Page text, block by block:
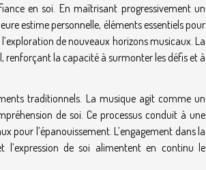
en soi. En maîtrisant progressivement un
estime personnelle, éléments essentiels pour
de nouveaux horizons musicaux. La
la capacité à surmonter les défis et à
traditionnels. La musique agit comme un
de soi. Ce processus conduit à une
pour l’épanouissement. L’engagement dans la
de soi alimentent en continu le